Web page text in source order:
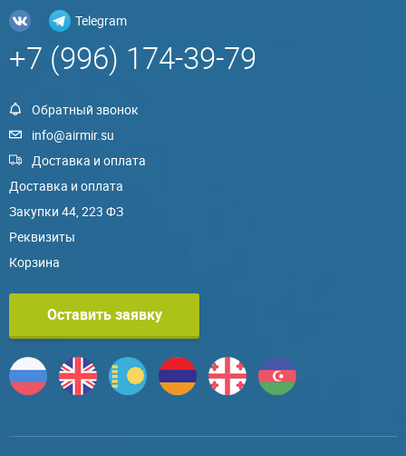
Telegram
+7 (996) 174-39-79
Обратный звонок
info@airmir.su
Доставка и оплата
Доставка и оплата
Закупки 44, 223 ФЗ
Реквизиты
Корзина
Оставить заявку